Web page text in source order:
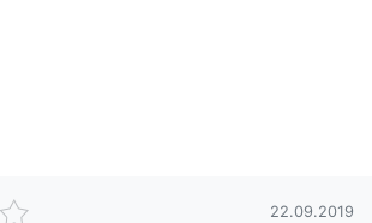
22.09.2019